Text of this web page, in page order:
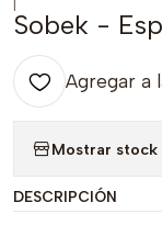
|
Sobek -
Agregar a
Mostrar stock
DESCRIPCIÓN